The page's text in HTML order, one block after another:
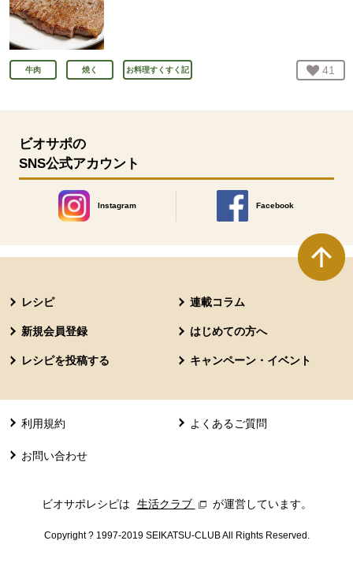
牛肉 焼く お料理すくすく記 お気
41
ビオサポの
SNS公式アカウント
Instagram
別のウィンドウで開きます。
Facebook
レシピ 連載コラム
新規会員登録 はじめての方へ
レシピを投稿する キャンペーン・イベント
利用規約 よくあるご質問
お問い合わせ
ビオサポレシピは 生活クラブ 別のウィンドウで開きます。
が運営しています。
Copyright ? 1997-2019 SEIKATSU-CLUB All Rights Reserved.